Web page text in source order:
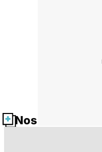
Nos fiches santé